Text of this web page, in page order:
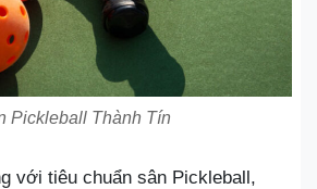
Pickleball Thành Tín
với tiêu chuẩn sân Pickleball,